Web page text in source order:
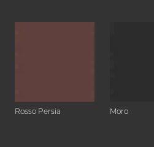
Rosso Persia Moro